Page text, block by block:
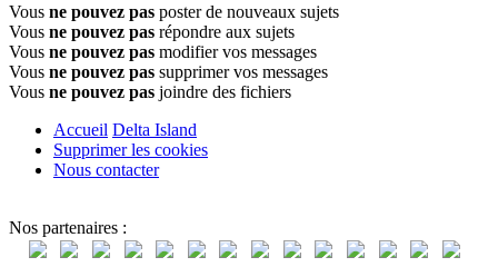
Vous ne pouvez pas poster de nouveaux sujets
Vous ne pouvez pas répondre aux sujets
Vous ne pouvez pas modifier vos messages
Vous ne pouvez pas supprimer vos messages
Vous ne pouvez pas joindre des fichiers
Accueil Delta Island
Supprimer les cookies
Nous contacter
Nos partenaires :